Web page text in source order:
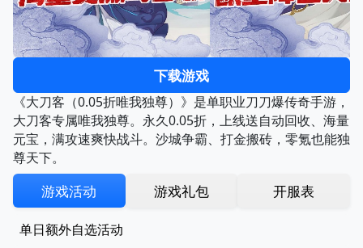
下载游戏
《大刀客（0.05折唯我独尊）》是单职业刀刀爆传奇手游，
大刀客专属唯我独尊。永久0.05折，上线送自动回收、海量
元宝，满攻速爽快战斗。沙城争霸、打金搬砖，零氪也能独
尊天下。
游戏活动 游戏礼包 开服表
单日额外自选活动